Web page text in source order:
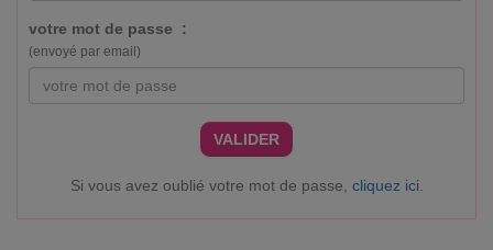
votre mot de passe :
(envoyé par email)
VALIDER
Si vous avez oublié votre mot de passe, cliquez ici